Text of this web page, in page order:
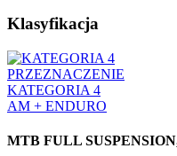
Klasyfikacja
PRZEZNACZENIE
KATEGORIA 4
AM + ENDURO
MTB FULL